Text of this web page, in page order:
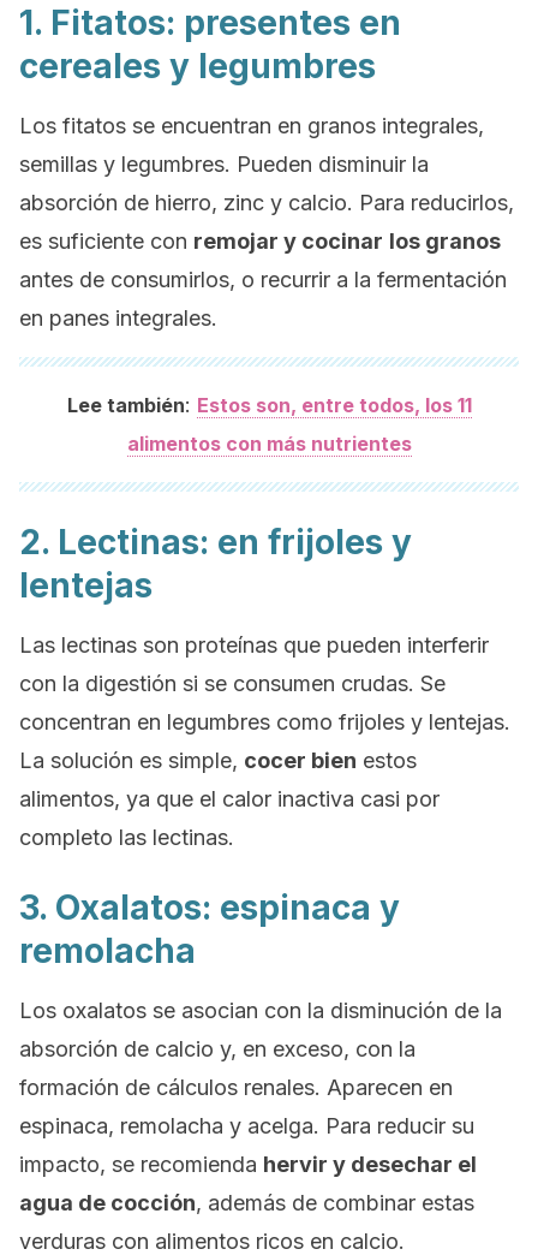
1. Fitatos: presentes en
cereales y legumbres
Los fitatos se encuentran en granos integrales,
semillas y legumbres. Pueden disminuir la
absorción de hierro, zinc y calcio. Para reducirlos,
es suficiente con remojar y cocinar los granos
antes de consumirlos, o recurrir a la fermentación
en panes integrales.
Lee también: Estos son, entre todos, los 11
alimentos con más nutrientes
2. Lectinas: en frijoles y
lentejas
Las lectinas son proteínas que pueden interferir
con la digestión si se consumen crudas. Se
concentran en legumbres como frijoles y lentejas.
La solución es simple, cocer bien estos
alimentos, ya que el calor inactiva casi por
completo las lectinas.
3. Oxalatos: espinaca y
remolacha
Los oxalatos se asocian con la disminución de la
absorción de calcio y, en exceso, con la
formación de cálculos renales. Aparecen en
espinaca, remolacha y acelga. Para reducir su
impacto, se recomienda hervir y desechar el
agua de cocción, además de combinar estas
verduras con alimentos ricos en calcio.